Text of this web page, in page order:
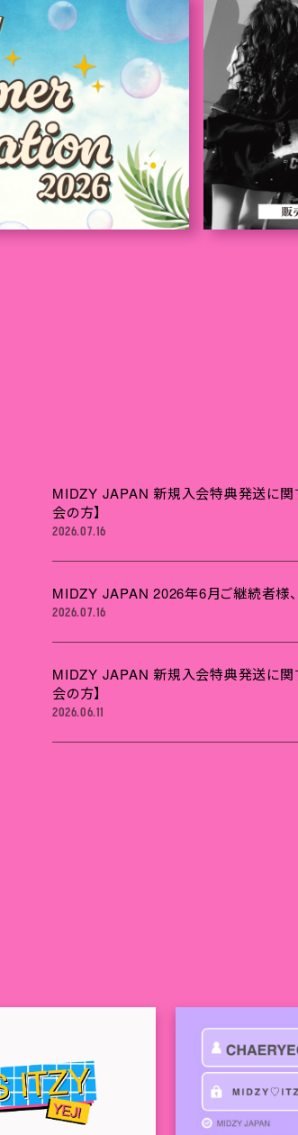
MIDZY JAPAN 新規入会特典発送に関
会の方】
2026.07.16
MIDZY JAPAN 2026年6月ご継続者様
2026.07.16
MIDZY JAPAN 新規入会特典発送に関
会の方】
2026.06.11
CONTENTS